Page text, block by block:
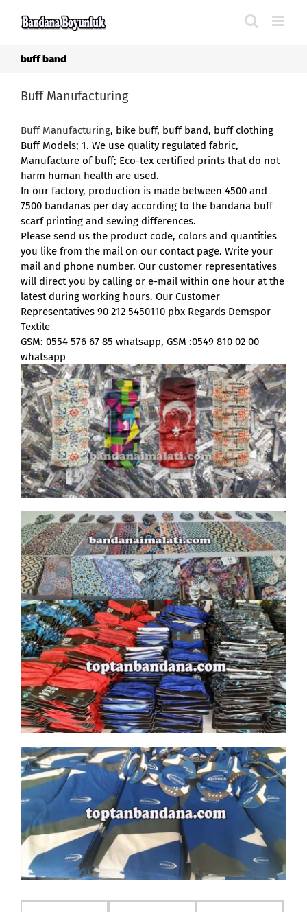
buff band
Buff Manufacturing
Buff Manufacturing, bike buff, buff band, buff clothing
Buff Models; 1. We use quality regulated fabric,
Manufacture of buff; Eco-tex certified prints that do not
harm human health are used.
In our factory, production is made between 4500 and
7500 bandanas per day according to the bandana buff
scarf printing and sewing differences.
Please send us the product code, colors and quantities
you like from the mail on our contact page. Write your
mail and phone number. Our customer representatives
will direct you by calling or e-mail within one hour at the
latest during working hours. Our Customer
Representatives 90 212 5450110 pbx Regards Demspor
Textile
GSM: 0554 576 67 85 whatsapp, GSM :0549 810 02 00
whatsapp